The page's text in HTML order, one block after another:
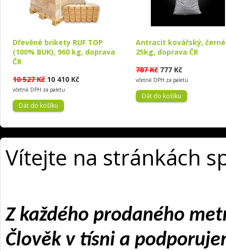
Dřevěné brikety RUF TOP
(100% BUK), 960 kg, doprava
ČR
10 527 Kč 10 410 Kč
včetně DPH za paletu
Antracit kovářský,
25kg, doprava ČR
787 Kč 777 Kč
včetně DPH za paletu
Vítejte na stránkách
Z každého prodaného
Člověk v tísni a